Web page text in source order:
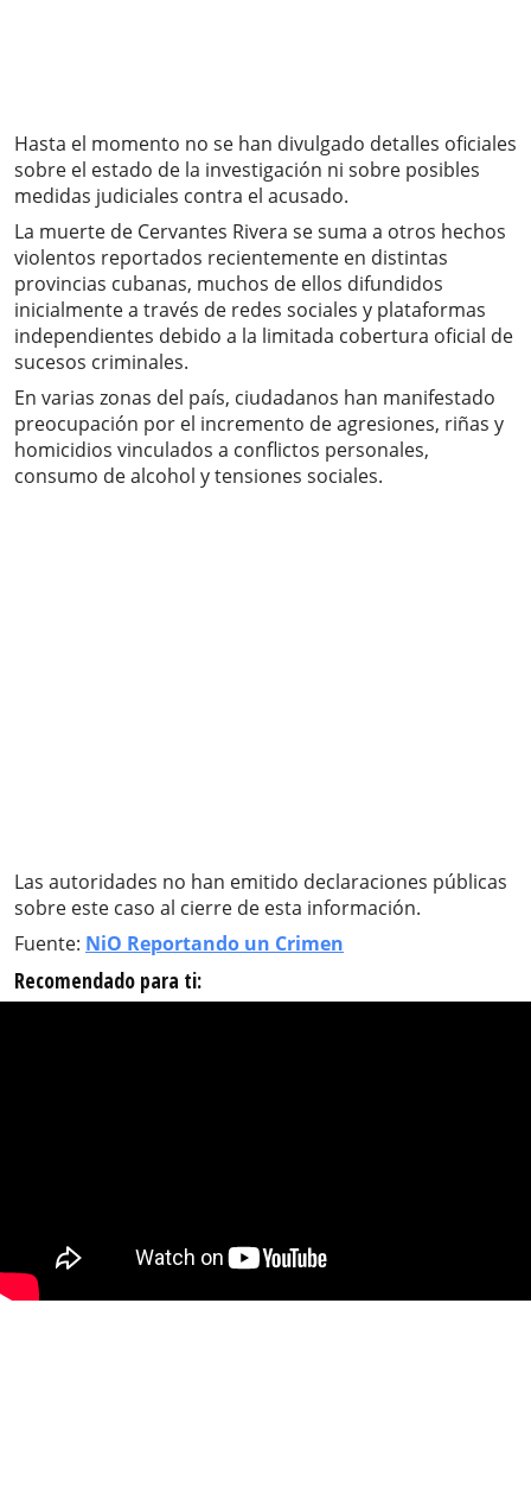
Hasta el momento no se han divulgado detalles oficiales
sobre el estado de la investigación ni sobre posibles
medidas judiciales contra el acusado.
La muerte de Cervantes Rivera se suma a otros hechos
violentos reportados recientemente en distintas
provincias cubanas, muchos de ellos difundidos
inicialmente a través de redes sociales y plataformas
independientes debido a la limitada cobertura oficial de
sucesos criminales.
En varias zonas del país, ciudadanos han manifestado
preocupación por el incremento de agresiones, riñas y
homicidios vinculados a conflictos personales,
consumo de alcohol y tensiones sociales.
Las autoridades no han emitido declaraciones públicas
sobre este caso al cierre de esta información.
Fuente: NiO Reportando un Crimen
Recomendado para ti: